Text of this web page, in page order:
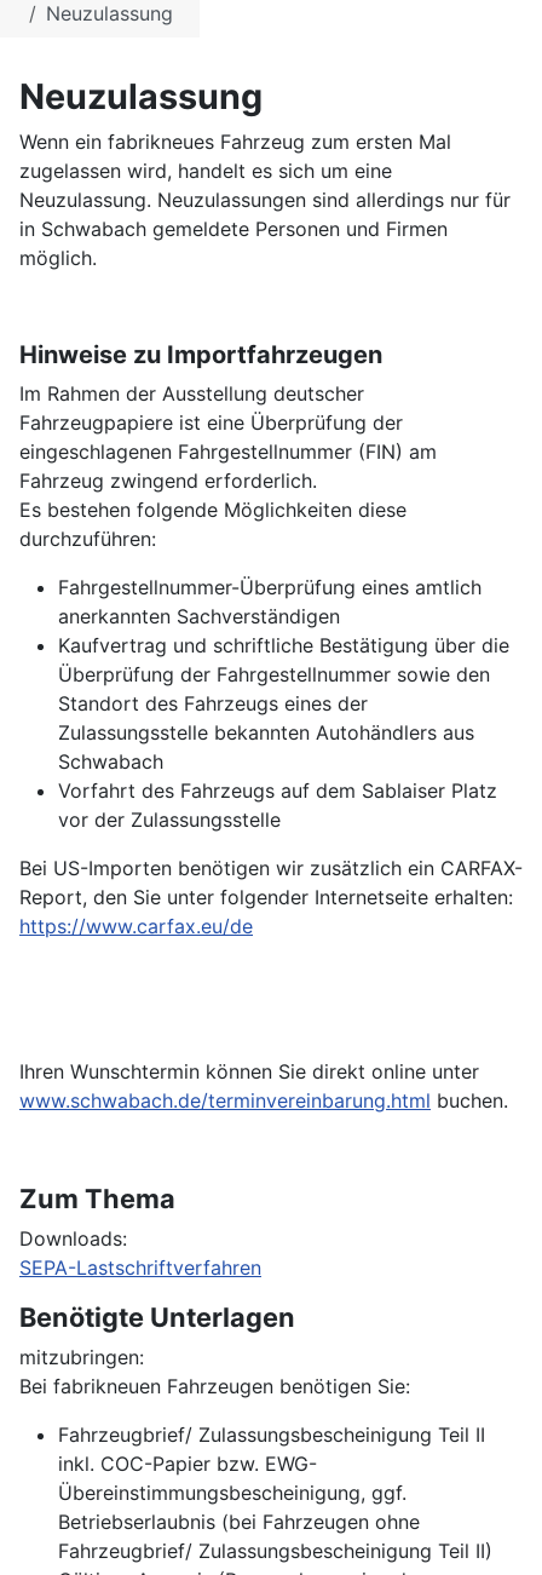
Neuzulassung
Neuzulassung
Wenn ein fabrikneues Fahrzeug zum ersten Mal
zugelassen wird, handelt es sich um eine
Neuzulassung. Neuzulassungen sind allerdings nur für
in Schwabach gemeldete Personen und Firmen
möglich.
Hinweise zu Importfahrzeugen
Im Rahmen der Ausstellung deutscher
Fahrzeugpapiere ist eine Überprüfung der
eingeschlagenen Fahrgestellnummer (FIN) am
Fahrzeug zwingend erforderlich.
Es bestehen folgende Möglichkeiten diese
durchzuführen:
Fahrgestellnummer-Überprüfung eines amtlich
anerkannten Sachverständigen
Kaufvertrag und schriftliche Bestätigung über die
Überprüfung der Fahrgestellnummer sowie den
Standort des Fahrzeugs eines der
Zulassungsstelle bekannten Autohändlers aus
Schwabach
Vorfahrt des Fahrzeugs auf dem Sablaiser Platz
vor der Zulassungsstelle
Bei US-Importen benötigen wir zusätzlich ein CARFAX-
Report, den Sie unter folgender Internetseite erhalten:
https://www.carfax.eu/de
Ihren Wunschtermin können Sie direkt online unter
www.schwabach.de/terminvereinbarung.html buchen.
Zum Thema
Downloads:
SEPA-Lastschriftverfahren
Benötigte Unterlagen
mitzubringen:
Bei fabrikneuen Fahrzeugen benötigen Sie:
Fahrzeugbrief/ Zulassungsbescheinigung Teil II
inkl. COC-Papier bzw. EWG-
Übereinstimmungsbescheinigung, ggf.
Betriebserlaubnis (bei Fahrzeugen ohne
Fahrzeugbrief/ Zulassungsbescheinigung Teil II)